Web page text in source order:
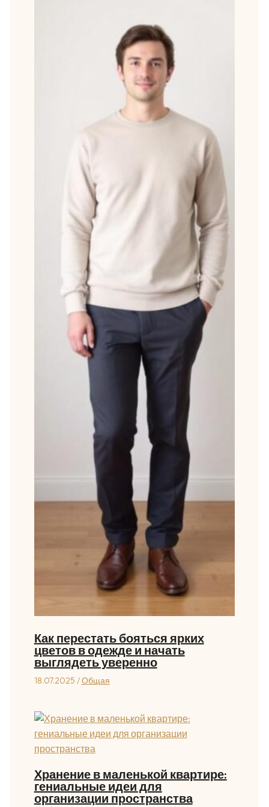
Как перестать бояться ярких
цветов в одежде и начать
выглядеть уверенно
18.07.2025 /Общая
Хранение в маленькой квартире:
гениальные идеи для
организации пространства